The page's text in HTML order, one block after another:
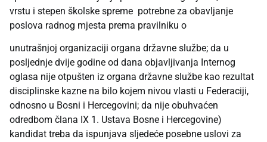
vrstu i stepen školske spreme potrebne za obavljanje
poslova radnog mjesta prema pravilniku o
unutrašnjoj organizaciji organa državne službe; da u
posljednje dvije godine od dana objavljivanja Internog
oglasa nije otpušten iz organa državne službe kao rezultat
disciplinske kazne na bilo kojem nivou vlasti u Federaciji,
odnosno u Bosni i Hercegovini; da nije obuhvaćen
odredbom člana IX 1. Ustava Bosne i Hercegovine)
kandidat treba da ispunjava sljedeće posebne uslovi za